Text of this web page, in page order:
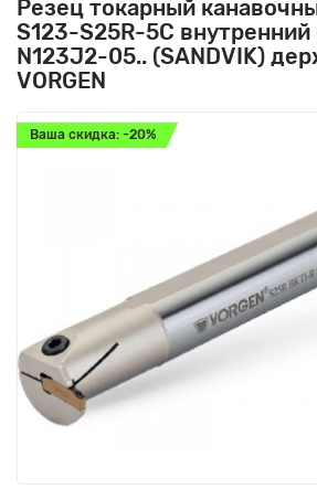
Резец токарный
S123-S25R-5C
N123J2-05.. (SANDVIK)
VORGEN
Ваша скидка: -20%